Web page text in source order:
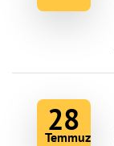
28
Temmuz